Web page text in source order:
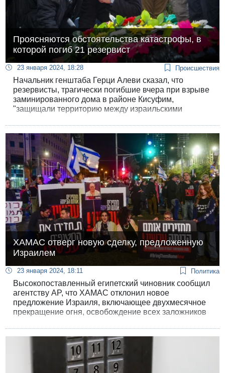
Проясняются обстоятельства катастрофы, в
которой погиб 21 резервист
23 января 2024, 18:28 Происшествия
Начальник генштаба Герци Алеви сказал, что
резервисты, трагически погибшие вчера при взрыве
заминированного дома в районе Кисуфим,
"защищали территорию между израильскими
углубленное расследование катастрофы и извлечет
уроки на будущее, сказал генерал Алеви.
Предварительное расследование уже завершено,
публикуем его результаты.
ХАМАС отверг новую сделку, предложенную
Израилем
23 января 2024, 18:11 Политика
Высокопоставленный египетский чиновник сообщил
агентству AP, что ХАМАС отклонил новое
предложение Израиля, включающее двухмесячное
прекращение огня, освобождение всех заложников
палестинских заключенных, включая террористов “с
кровью на руках”, и выезд высокопоставленных
членов ХАМАСа из Газы в другие страны.